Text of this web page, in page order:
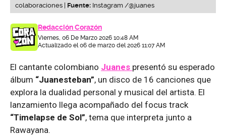
colaboraciones | Fuente: Instagram /@juanes
Redacción Corazón
Viernes, 06 De Marzo 2026 10:48 AM
Actualizado el 06 de marzo del 2026 11:07 AM
El cantante colombiano Juanes presentó su esperado
álbum “Juanesteban”, un disco de 16 canciones que
explora la dualidad personal y musical del artista. El
lanzamiento llega acompañado del focus track
“Timelapse de Sol”, tema que interpreta junto a
Rawayana.